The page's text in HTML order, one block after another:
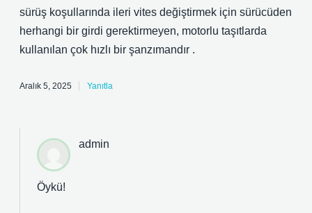
sürüş koşullarında ileri vites değiştirmek için sürücüden
herhangi bir girdi gerektirmeyen, motorlu taşıtlarda
kullanılan çok hızlı bir şanzımandır .
Aralık 5, 2025 Yanıtla
admin
Öykü!